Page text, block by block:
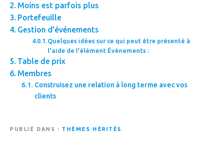
Moins est parfois plus
Portefeuille
Gestion d'événements
Quelques idées sur ce qui peut être présenté à
l'aide de l'élément Événements :
Table de prix
Membres
Construisez une relation à long terme avec vos
clients
PUBLIÉ DANS THÈMES HÉRITÉS